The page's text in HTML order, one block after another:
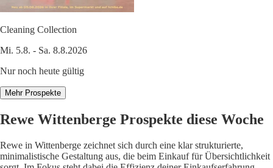
Cleaning Collection
Mi. 5.8. - Sa. 8.8.2026
Nur noch heute gültig
Mehr Prospekte
Rewe Wittenberge Prospekte diese Woche
Rewe in Wittenberge zeichnet sich durch eine klar strukturierte,
minimalistische Gestaltung aus, die beim Einkauf für Übersichtlichkeit